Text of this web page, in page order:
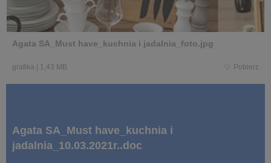
Agata SA_Must have_kuchnia i jadalnia_foto.jpg
grafika 1,43 MB Pobierz
Agata SA_Must have_kuchnia i
jadalnia_10.03.2021r..doc